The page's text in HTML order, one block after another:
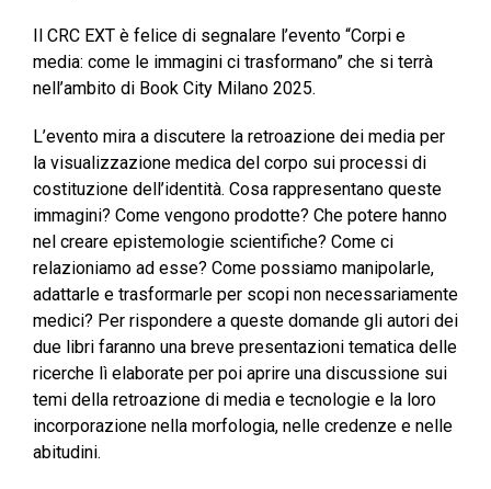
Il CRC EXT è felice di segnalare l’evento “Corpi e
media: come le immagini ci trasformano” che si terrà
nell’ambito di Book City Milano 2025.
L’evento mira a discutere la retroazione dei media per
la visualizzazione medica del corpo sui processi di
costituzione dell’identità. Cosa rappresentano queste
immagini? Come vengono prodotte? Che potere hanno
nel creare epistemologie scientifiche? Come ci
relazioniamo ad esse? Come possiamo manipolarle,
adattarle e trasformarle per scopi non necessariamente
medici? Per rispondere a queste domande gli autori dei
due libri faranno una breve presentazioni tematica delle
ricerche lì elaborate per poi aprire una discussione sui
temi della retroazione di media e tecnologie e la loro
incorporazione nella morfologia, nelle credenze e nelle
abitudini.